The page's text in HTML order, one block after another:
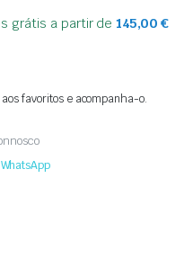
grátis a partir de145,00 €
favoritos e acompanha-o.
WhatsApp